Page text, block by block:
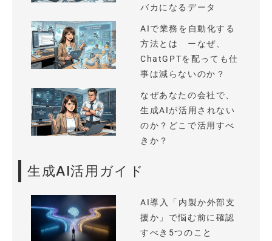
バカになるデータ
AIで業務を自動化する
方法とは ーなぜ、
ChatGPTを配っても仕
事は減らないのか？
なぜあなたの会社で、
生成AIが活用されない
のか？どこで活用すべ
きか？
生成AI活用ガイド
AI導入「内製か外部支
援か」で悩む前に確認
すべき5つのこと